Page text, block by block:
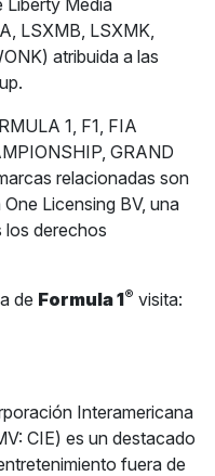
Liberty Media
LSXMB, LSXMK,
atribuida a las
1, F1, FIA
GRAND
relacionadas son
Licensing BV, una
los derechos
de Formula 1® visita:
Interamericana
CIE) es un destacado
fuera de